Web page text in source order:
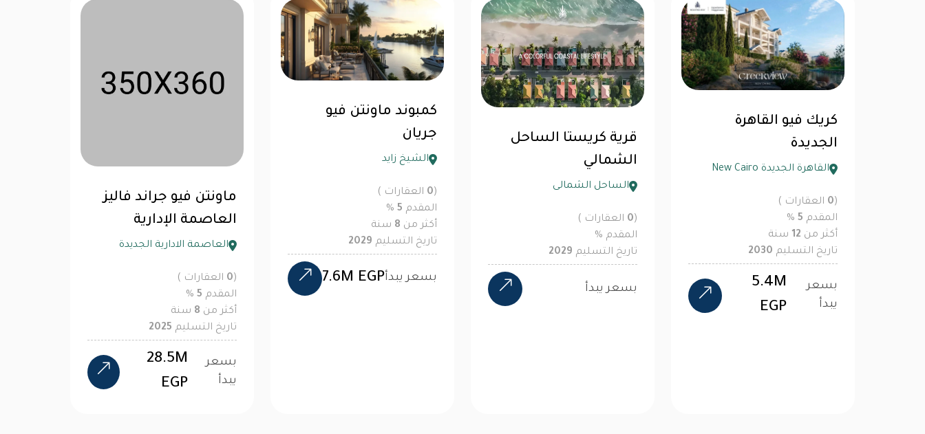
كريك فيو القاهرة
الجديدة
القاهرة الجديدة New Cairo
(
0 العقارات )
المقدم 5
%
أكثر من 12 سنة
تاريخ التسليم 2030
بسعر
يبدأ
5.4M
EGP
قرية كريستا الساحل
الشمالي
الساحل الشمالى
(
0 العقارات )
المقدم %
تاريخ التسليم 2029
بسعر يبدأ
كمبوند ماونتن فيو
جريان
الشيخ زايد
(
0 العقارات )
المقدم 5
%
أكثر من 8 سنة
تاريخ التسليم 2029
بسعر يبدأ7.6M EGP
ماونتن فيو جراند فاليز
العاصمة الإدارية
العاصمة الادارية الجديدة
(
0 العقارات )
المقدم 5
%
أكثر من 8 سنة
تاريخ التسليم 2025
بسعر
يبدأ
28.5M
EGP